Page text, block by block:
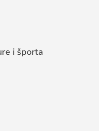
i športa